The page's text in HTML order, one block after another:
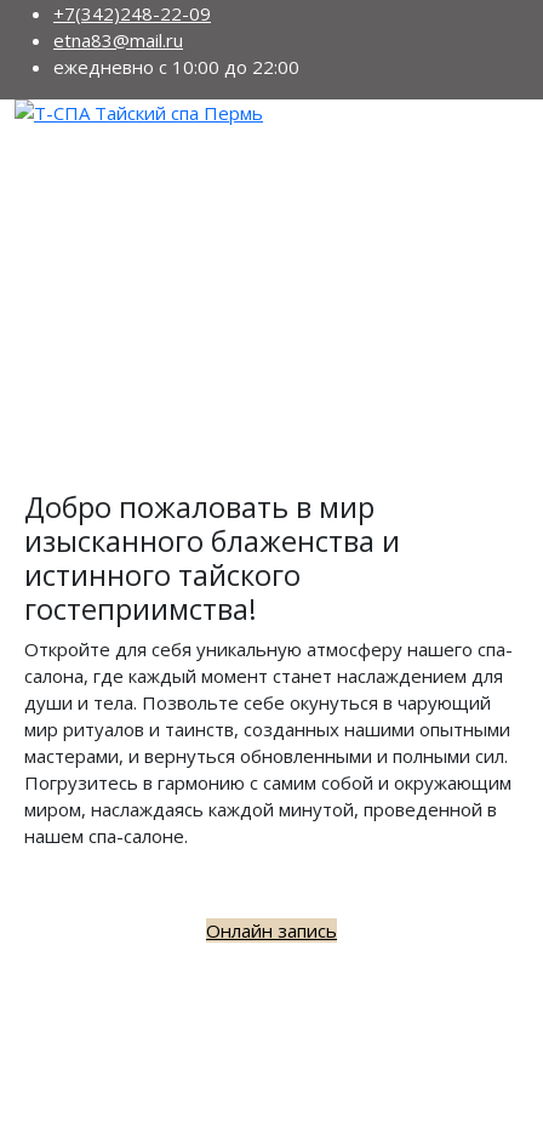
+7(342)248-22-09
etna83@mail.ru
ежедневно с 10:00 до 22:00
Добро пожаловать в мир
изысканного блаженства и
истинного тайского
гостеприимства!
Откройте для себя уникальную атмосферу нашего спа-
салона, где каждый момент станет наслаждением для
души и тела. Позвольте себе окунуться в чарующий
мир ритуалов и таинств, созданных нашими опытными
мастерами, и вернуться обновленными и полными сил.
Погрузитесь в гармонию с самим собой и окружающим
миром, наслаждаясь каждой минутой, проведенной в
нашем спа-салоне.
Онлайн запись